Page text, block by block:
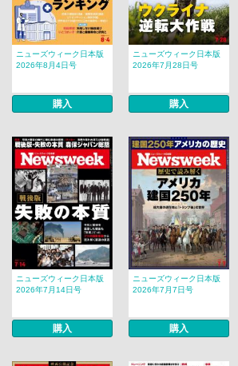
ニューズウィーク日本版
2026年8月4日号
購入
ニューズウィーク日本版
2026年7月28日号
購入
ニューズウィーク日本版
2026年7月14日号
購入
ニューズウィーク日本版
2026年7月7日号
購入